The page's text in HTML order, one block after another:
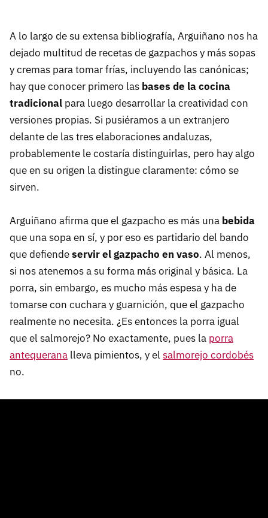
A lo largo de su extensa bibliografía, Arguiñano nos ha
dejado multitud de recetas de gazpachos y más sopas
y cremas para tomar frías, incluyendo las canónicas;
hay que conocer primero las bases de la cocina
tradicional para luego desarrollar la creatividad con
versiones propias. Si pusiéramos a un extranjero
delante de las tres elaboraciones andaluzas,
probablemente le costaría distinguirlas, pero hay algo
que en su origen la distingue claramente: cómo se
sirven.
Arguiñano afirma que el gazpacho es más una bebida
que una sopa en sí, y por eso es partidario del bando
que defiendeservir el gazpacho en vaso. Al menos,
si nos atenemos a su forma más original y básica. La
porra, sin embargo, es mucho más espesa y ha de
tomarse con cuchara y guarnición, que el gazpacho
realmente no necesita. ¿Es entonces la porra igual
que el salmorejo? No exactamente, pues la porra
antequerana lleva pimientos, y el salmorejo cordobés
no.